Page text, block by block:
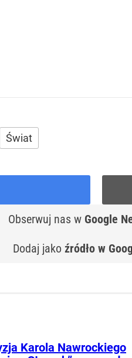
Świat
Obserwuj nas w Google
Dodaj jako źródło w
Karola Nawrockiego